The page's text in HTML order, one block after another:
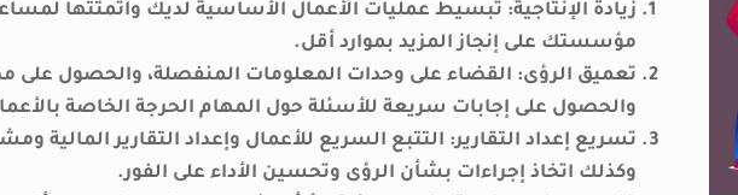
زيادة الإنتاجية: تبسيط عمليات الأعمال الأساسية لديك وأتمتتها
مؤسستك على إنجاز المزيد بموارد أقل.
تعميق الرؤى: القضاء على وحدات المعلومات المنفصلة، والحصول على
والحصول على إجابات سريعة للأسئلة حول المهام الحرجة الخاصة
تسريع إعداد التقارير: التتبع السريع للأعمال وإعداد التقارير المالية
وكذلك اتخاذ إجراءات بشأن الرؤى وتحسين الأداء على الفور.